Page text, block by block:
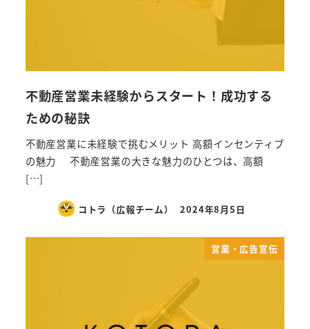
不動産営業未経験からスタート！成功する
ための秘訣
不動産営業に未経験で挑むメリット 高額インセンティブ
の魅力 不動産営業の大きな魅力のひとつは、高額
[…]
コトラ（広報チーム） 2024年8月5日
営業・広告宣伝